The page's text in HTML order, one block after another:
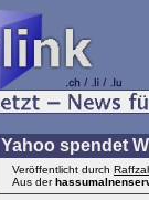
Yahoo spendet
Veröffentlicht durch
Aus der